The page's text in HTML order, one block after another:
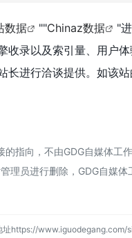
数据 ""Chinaz数据
"
收录以及索引量、用户
长进行洽谈提供。如该
指向，不由GDG自媒体工
理员进行删除，GDG自媒体
址https://www.iguodegang.com/